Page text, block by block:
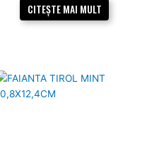
CITEȘTE MAI MULT